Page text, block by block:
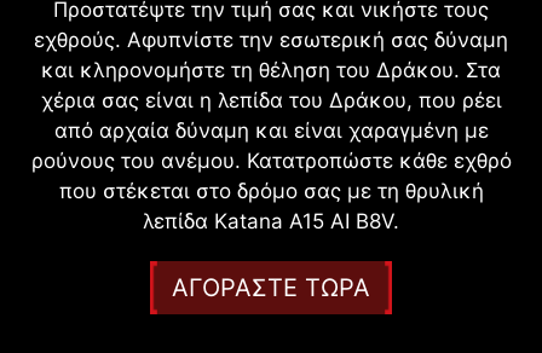
Προστατέψτε την τιμή σας και νικήστε τους
εχθρούς. Αφυπνίστε την εσωτερική σας δύναμη
και κληρονομήστε τη θέληση του Δράκου. Στα
χέρια σας είναι η λεπίδα του Δράκου, που ρέει
από αρχαία δύναμη και είναι χαραγμένη με
ρούνους του ανέμου. Κατατροπώστε κάθε εχθρό
που στέκεται στο δρόμο σας με τη θρυλική
λεπίδα Katana A15 AI B8V.
ΑΓΟΡΑΣΤΕ ΤΩΡΑ